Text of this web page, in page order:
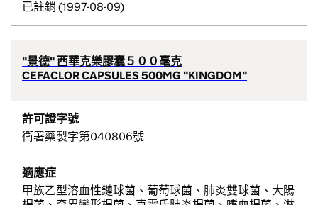
已註銷 (1997-08-09)
"景德" 西華克樂膠囊５００毫克
CEFACLOR CAPSULES 500MG "KINGDOM"
許可證字號
衛署藥製字第040806號
適應症
甲族乙型溶血性鏈球菌、葡萄球菌、肺炎雙球菌、大陽